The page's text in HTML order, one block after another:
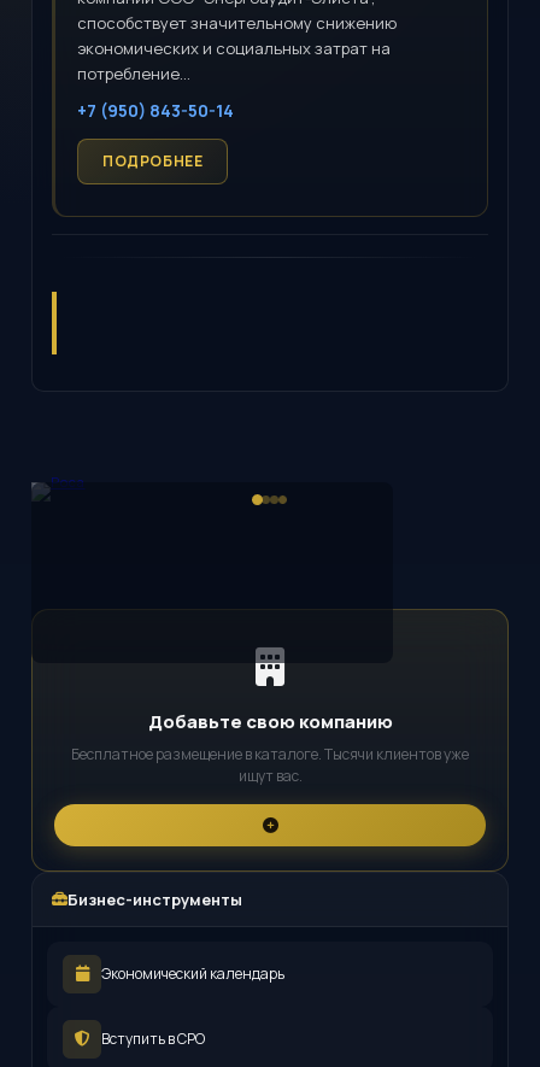
способствует значительному снижению
экономических и социальных затрат на
потребление...
+7 (950) 843-50-14
Добавьте свою компанию
Бесплатное размещение в каталоге. Тысячи клиентов уже
ищут вас.
Бизнес-инструменты
Экономический календарь
Вступить в СРО